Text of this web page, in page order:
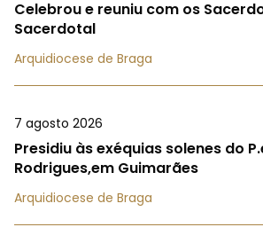
Celebrou e reuniu com os
Sacerdotal
Arquidiocese de Braga
7 agosto 2026
Presidiu às exéquias solenes do
Rodrigues,em Guimarães
Arquidiocese de Braga